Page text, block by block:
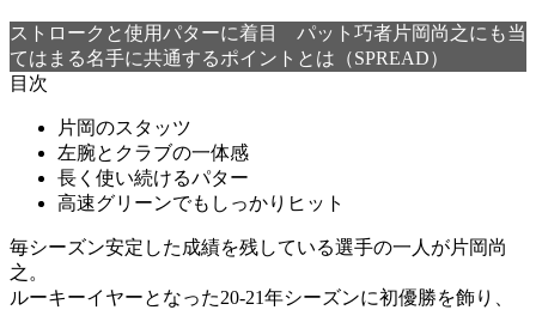
ストロークと使用パターに着目 パット巧者片岡尚之にも当
てはまる名手に共通するポイントとは（SPREAD）
目次
片岡のスタッツ
左腕とクラブの一体感
長く使い続けるパター
高速グリーンでもしっかりヒット
毎シーズン安定した成績を残している選手の一人が片岡尚
之。
ルーキーイヤーとなった20-21年シーズンに初優勝を飾り、